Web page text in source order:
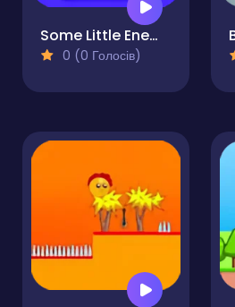
Some Little Enemies
0 (0 Голосів)